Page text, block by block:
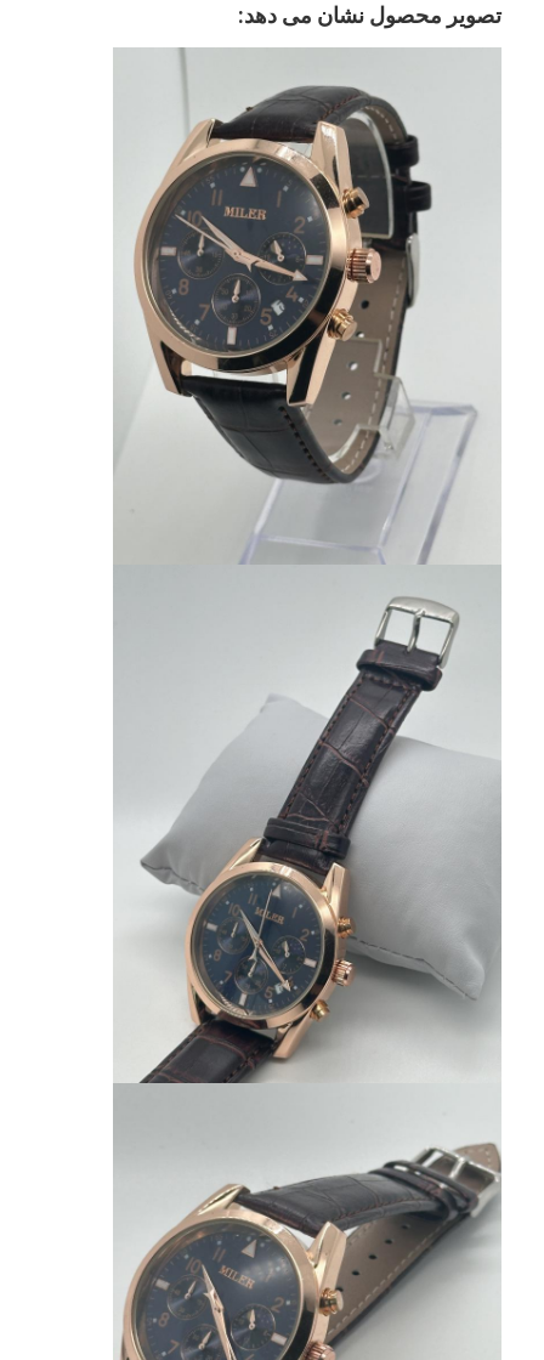
محصولات
درباره ما
بازدید از کارخانه
کنترل کیفیت
تماس با ما
اخبار
پرونده ها
ساعت مچی کوارتز
ساعت کوارتز بند چرمی
ساعت با بند از فولاد ضد زنگ
ساعت با کمربند سیلیکونی
ساعت کوارتز خانم
ساعت کوارتز مردانه
ساعت نور کوارتز
ساعت دست بچه ها
قطعات پشتیبان ساعت
لوازم یدکی بند ساعت
تصویر محصول نشان می دهد: